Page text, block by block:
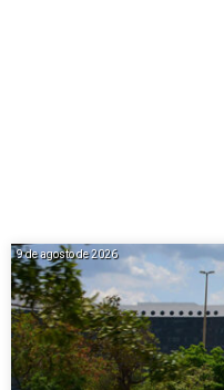
9 de agosto de 2026